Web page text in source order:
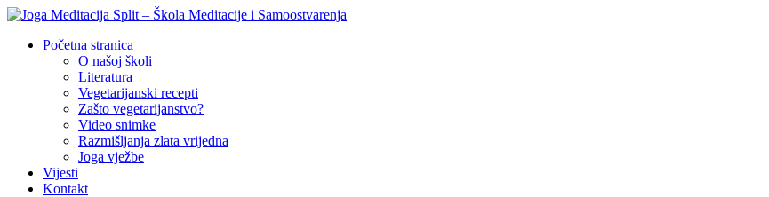
Početna stranica
O našoj školi
Literatura
Vegetarijanski recepti
Zašto vegetarijanstvo?
Video snimke
Razmišljanja zlata vrijedna
Joga vježbe
Vijesti
Kontakt